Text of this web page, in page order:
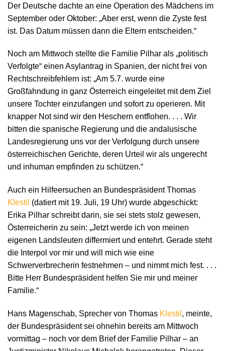
Der Deutsche dachte an eine Operation des Mädchens im
September oder Oktober: „Aber erst, wenn die Zyste fest
ist. Das Datum müssen dann die Eltern entscheiden.“
Noch am Mittwoch stellte die Familie Pilhar als „politisch
Verfolgte“ einen Asylantrag in Spanien, der nicht frei von
Rechtschreibfehlern ist: „Am 5.7. wurde eine
Großfahndung in ganz Österreich eingeleitet mit dem Ziel
unsere Tochter einzufangen und sofort zu operieren. Mit
knapper Not sind wir den Heschern entflohen. . . . Wir
bitten die spanische Regierung und die andalusische
Landesregierung uns vor der Verfolgung durch unsere
österreichischen Gerichte, deren Urteil wir als ungerecht
und inhuman empfinden zu schützen.“
Auch ein Hilfeersuchen an Bundespräsident Thomas
Klestil (datiert mit 19. Juli, 19 Uhr) wurde abgeschickt:
Erika Pilhar schreibt darin, sie sei stets stolz gewesen,
Österreicherin zu sein: „Jetzt werde ich von meinen
eigenen Landsleuten differmiert und entehrt. Gerade steht
die Interpol vor mir und will mich wie eine
Schwerverbrecherin festnehmen – und nimmt mich fest. . . .
Bitte Herr Bundespräsident helfen Sie mir und meiner
Familie.“
Hans Magenschab, Sprecher von Thomas Klestil , meinte,
der Bundespräsident sei ohnehin bereits am Mittwoch
vormittag – noch vor dem Brief der Familie Pilhar – an